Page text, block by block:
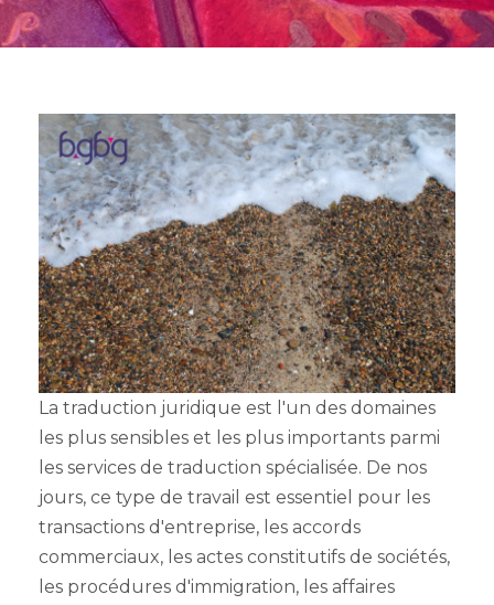
La traduction juridique est l'un des domaines
les plus sensibles et les plus importants parmi
les services de traduction spécialisée. De nos
jours, ce type de travail est essentiel pour les
transactions d'entreprise, les accords
commerciaux, les actes constitutifs de sociétés,
les procédures d'immigration, les affaires